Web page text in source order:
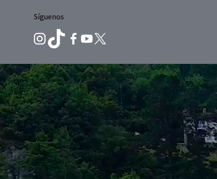
Síguenos